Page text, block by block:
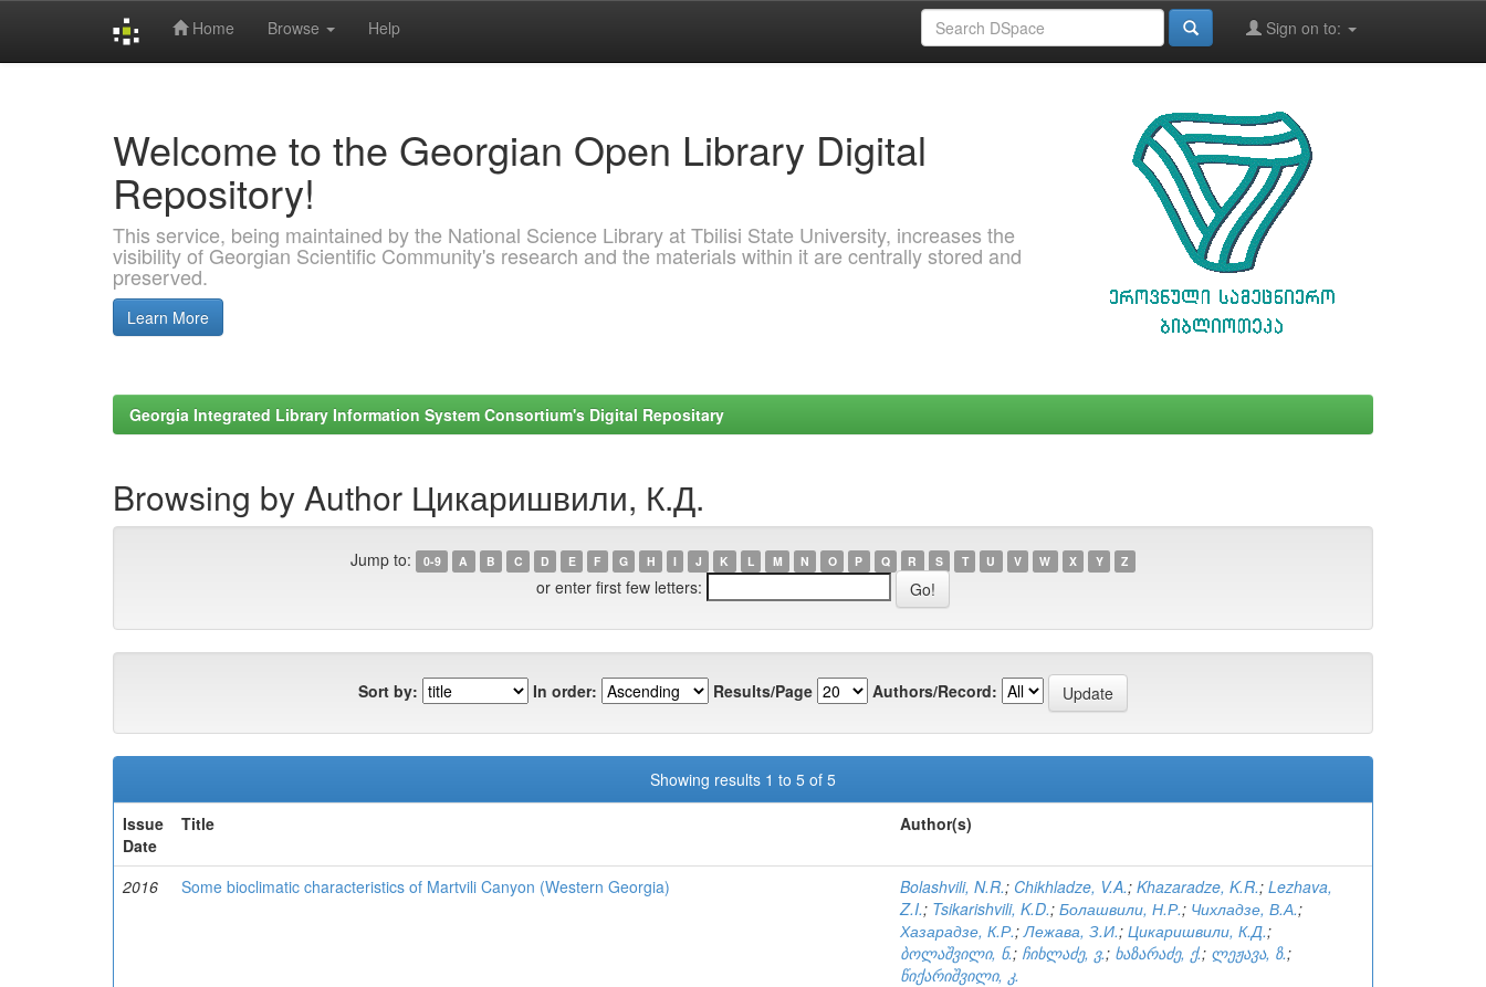
Home Browse Help Sign on to:
Welcome to the Georgian Open Library Digital
Repository!
This service, being maintained by the National Science Library at Tbilisi State University, increases the
visibility of Georgian Scientific Community's research and the materials within it are centrally stored and
preserved.
Learn More
Georgia Integrated Library Information System Consortium's Digital Repositary
Browsing by Author Цикаришвили, К.Д.
Jump to: 0-9 A B C D E F G H I J K L M N O P Q R S T U V W X Y Z
or enter first few letters:
Sort by: In order: Results/Page Authors/Record:
Showing results 1 to 5 of 5
Issue
Date
Title Author(s)
2016 Some bioclimatic characteristics of Martvili Canyon (Western Georgia) Bolashvili, N.R.; Chikhladze, V.A.; Khazaradze, K.R.; Lezhava,
Z.I.; Tsikarishvili, K.D.; Болашвили, Н.Р.; Чихладзе, В.А.;
Хазарадзе, К.Р.;Лежава, З.И.; Цикаришвили, К.Д.;
ბოლაშვილი, ნ.; ჩიხლაძე, ვ.; ხაზარაძე, ქ.; ლეჟავა, ზ.;
წიქარიშვილი, კ.